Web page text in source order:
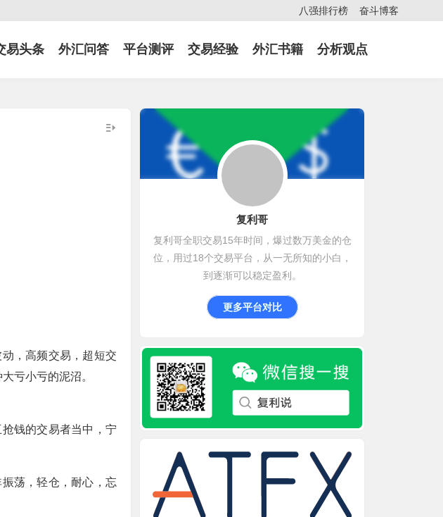
八强排行榜 奋斗博客
易头条 外汇问答 平台测评 交易经验 外汇书籍 分析观点
，高频交易，超短交
亏小亏的泥沼。
钱的交易者当中，宁
荡，轻仓，耐心，忘
复利哥
复利哥全职交易15年时间，爆过数万美金的仓
位，用过18个交易平台，从一无所知的小白，
到逐渐可以稳定盈利。
更多平台对比